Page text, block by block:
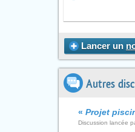
Lancer un
Autres
« Projet
Discussion lancée